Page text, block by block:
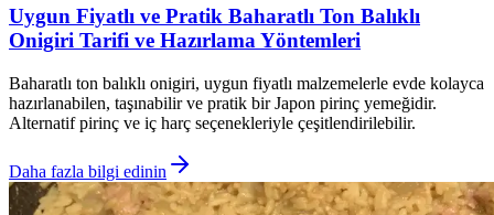
Uygun Fiyatlı ve Pratik Baharatlı Ton Balıklı
Onigiri Tarifi ve Hazırlama Yöntemleri
Baharatlı ton balıklı onigiri, uygun fiyatlı malzemelerle evde kolayca
hazırlanabilen, taşınabilir ve pratik bir Japon pirinç yemeğidir.
Alternatif pirinç ve iç harç seçenekleriyle çeşitlendirilebilir.
Daha fazla bilgi edinin